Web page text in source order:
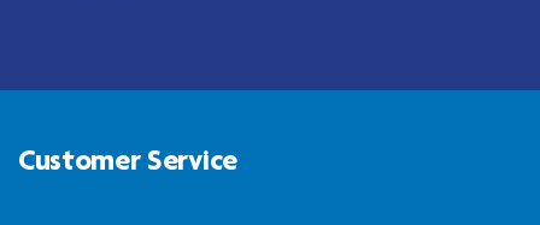
Customer Service